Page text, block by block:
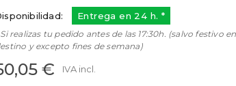
Entrega en 24 h. *
Si realizas tu pedido antes de las 17:30h. (salvo festivo en
y excepto fines de semana)
€ IVA incl.